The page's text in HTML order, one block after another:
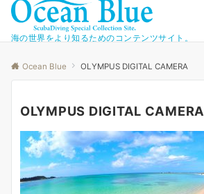
海の世界をより知るためのコンテンツサイト。
Ocean Blue OLYMPUS DIGITAL CAMERA
OLYMPUS DIGITAL CAMERA